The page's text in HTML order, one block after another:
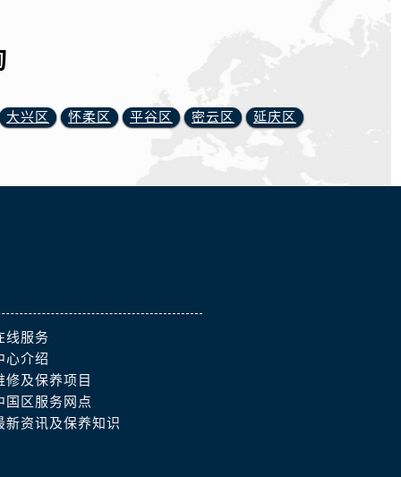
大兴区 怀柔区 平谷区 密云区 延庆区
线服务
心介绍
修及保养项目
国区服务网点
新资讯及保养知识